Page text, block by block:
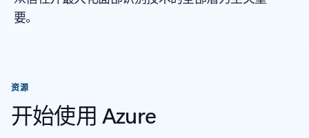
要。
资源
开始使用 Azure